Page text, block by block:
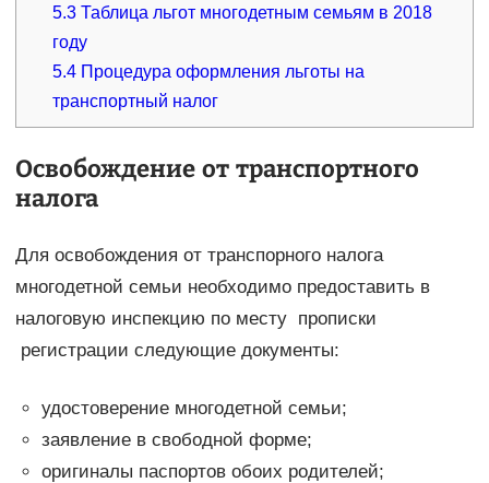
5.3 Таблица льгот многодетным семьям в 2018
году
5.4 Процедура оформления льготы на
транспортный налог
Освобождение от транспортного
налога
Для освобождения от транспорного налога
многодетной семьи необходимо предоставить в
налоговую инспекцию по месту прописки
регистрации следующие документы:
удостоверение многодетной семьи;
заявление в свободной форме;
оригиналы паспортов обоих родителей;